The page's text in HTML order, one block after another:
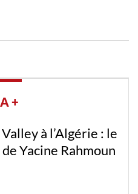
+
à l’Algérie : le
Yacine Rahmoun